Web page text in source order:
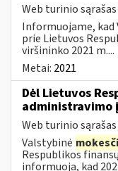
Web turinio sąrašas
Informuojame, kad
prie Lietuvos
viršininko 2021 m....
Metai: 2021
Dėl Lietuvos
Web turinio sąrašas
Valstybinė
Respublikos
informuoja, kad